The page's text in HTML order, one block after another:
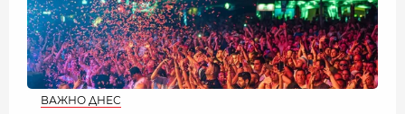
ВАЖНО ДНЕС